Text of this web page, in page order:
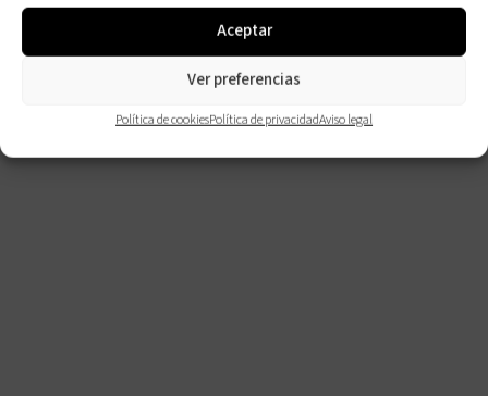
Aceptar
Ver preferencias
Política de cookiesPolítica de privacidadAviso legal